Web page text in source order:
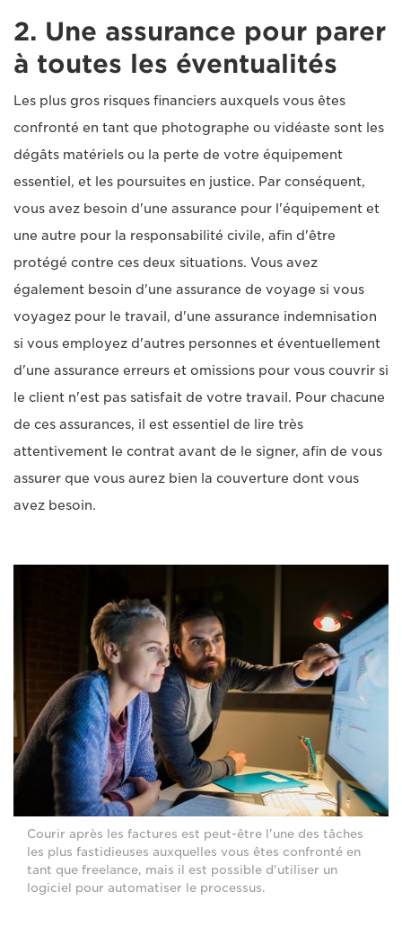
2. Une assurance pour parer
à toutes les éventualités
Les plus gros risques financiers auxquels vous êtes
confronté en tant que photographe ou vidéaste sont les
dégâts matériels ou la perte de votre équipement
essentiel, et les poursuites en justice. Par conséquent,
vous avez besoin d'une assurance pour l'équipement et
une autre pour la responsabilité civile, afin d'être
protégé contre ces deux situations. Vous avez
également besoin d'une assurance de voyage si vous
voyagez pour le travail, d'une assurance indemnisation
si vous employez d'autres personnes et éventuellement
d'une assurance erreurs et omissions pour vous couvrir si
le client n'est pas satisfait de votre travail. Pour chacune
de ces assurances, il est essentiel de lire très
attentivement le contrat avant de le signer, afin de vous
assurer que vous aurez bien la couverture dont vous
avez besoin.
Courir après les factures est peut-être l'une des tâches
les plus fastidieuses auxquelles vous êtes confronté en
tant que freelance, mais il est possible d'utiliser un
logiciel pour automatiser le processus.